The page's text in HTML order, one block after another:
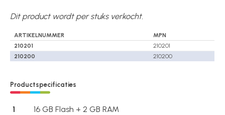
Dit product wordt per stuks verkocht.
ARTIKELNUMMER
MPN
210201
210201
210200
210200
Productspecificaties
1 16 GB Flash + 2 GB RAM